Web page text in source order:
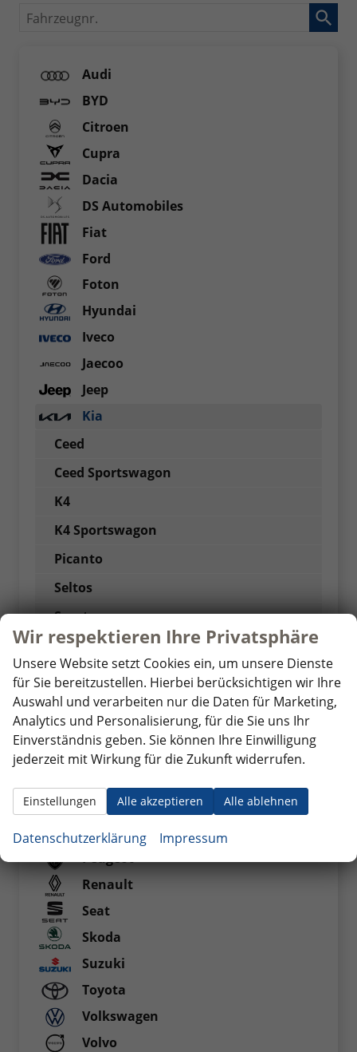
Fahrzeugnr.
Audi
BYD
Citroen
Cupra
Dacia
DS Automobiles
Fiat
Ford
Foton
Hyundai
Iveco
Jaecoo
Jeep
Kia
Ceed
Ceed Sportswagon
K4
K4 Sportswagon
Picanto
Seltos
Sportage
Stonic
XCeed
Maxus
Mercedes-Benz
MG
Nissan
Opel
Peugeot
Renault
Seat
Skoda
Suzuki
Toyota
Volkswagen
Volvo
Wir respektieren Ihre Privatsphäre
Unsere Website setzt Cookies ein, um unsere Dienste
für Sie bereitzustellen. Hierbei berücksichtigen wir Ihre
Auswahl und verarbeiten nur die Daten für Marketing,
Analytics und Personalisierung, für die Sie uns Ihr
Einverständnis geben. Sie können Ihre Einwilligung
jederzeit mit Wirkung für die Zukunft widerrufen.
Alle akzeptieren Alle ablehnen
Einstellungen
Datenschutzerklärung Impressum